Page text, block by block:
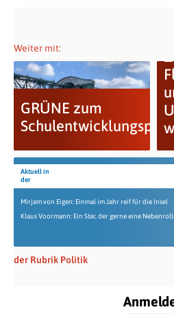
Weiter mit:
GRÜNE zum
Schulentwicklungsplan
Aktuell in
der
Mirjam von Eigen: Einmal im Jahr reif für die Insel
Klaus Voormann: Ein Star, der gerne eine
der Rubrik Politik